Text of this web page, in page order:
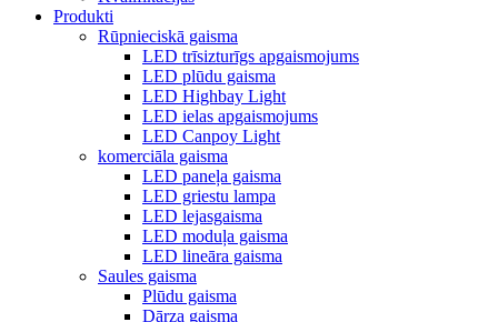
Produkti
Rūpnieciskā gaisma
LED trīsizturīgs apgaismojums
LED plūdu gaisma
LED Highbay Light
LED ielas apgaismojums
LED Canpoy Light
komerciāla gaisma
LED paneļa gaisma
LED griestu lampa
LED lejasgaisma
LED moduļa gaisma
LED lineāra gaisma
Saules gaisma
Plūdu gaisma
Dārza gaisma